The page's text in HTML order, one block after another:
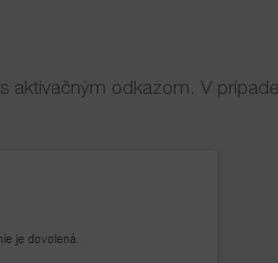
aktivačným odkazom. V